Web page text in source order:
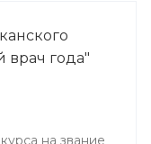
врач года"
на звание